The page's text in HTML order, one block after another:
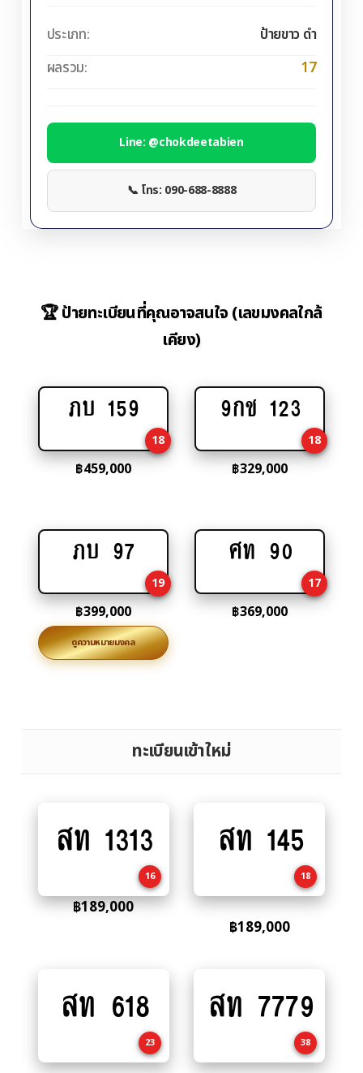
ประเภท:
ป้ายขาว ดำ
ผลรวม:
17
Line: @chokdeetabien
📞 โทร: 090-688-8888
🏆 ป้ายทะเบียนที่คุณอาจสนใจ (เลขมงคลใกล้
เคียง)
Add
cart
ภบ 159
18
฿459,000
Add
cart
9กช 123
18
฿329,000
cart
ภบ 97
19
฿399,000
ดูความหมายมงคล
Add
cart
ศท 90
17
฿369,000
ทะเบียนเข้าใหม่
to
สท 1313
16
฿189,000
to
สท 145
18
฿189,000
to
สท 618
23
to
สท 7779
38